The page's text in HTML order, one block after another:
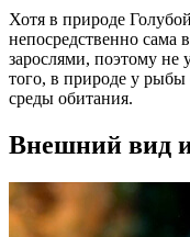
Хотя в природе
непосредственно сама
зарослями, поэтому не
того, в природе у рыбы
среды обитания.
Внешний вид